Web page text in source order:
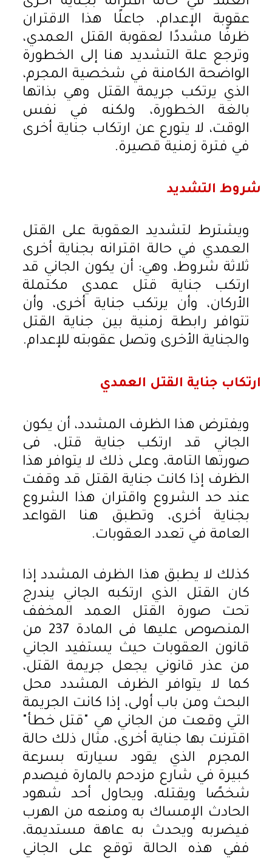
عقوبة الإعدام، جاعلًا هذا الاقتران
ظرفًا مشددًا لعقوبة القتل العمدي،
وترجع علة التشديد هنا إلى الخطورة
الواضحة الكامنة في شخصية المجرم،
الذي يرتكب جريمة القتل وهي بذاتها
بالغة الخطورة، ولكنه في نفس
الوقت، لا يتورع عن ارتكاب جناية أخرى
في فترة زمنية قصيرة.
شروط التشديد
ويشترط لتشديد العقوبة على القتل
العمدي في حالة اقترانه بجناية أخرى
ثلاثة شروط، وهي: أن يكون الجاني قد
ارتكب جناية قتل عمدي مكتملة
الأركان، وأن يرتكب جناية أخرى، وأن
تتوافر رابطة زمنية بين جناية القتل
والجناية الأخرى وتصل عقوبته للإعدام.
ارتكاب جناية القتل العمدي
ويفترض هذا الظرف المشدد، أن يكون
الجاني قد ارتكب جناية قتل، فى
صورتها التامة، وعلى ذلك لا يتوافر هذا
الظرف إذا كانت جناية القتل قد وقفت
عند حد الشروع واقتران هذا الشروع
بجناية أخرى، وتطبق هنا القواعد
العامة في تعدد العقوبات.
كذلك لا يطبق هذا الظرف المشدد إذا
كان القتل الذي ارتكبه الجاني يندرج
تحت صورة القتل العمد المخفف
المنصوص عليها فى المادة 237 من
قانون العقوبات حيث يستفيد الجاني
من عذر قانوني يجعل جريمة القتل،
كما لا يتوافر الظرف المشدد محل
البحث ومن باب أولى، إذا كانت الجريمة
التي وقعت من الجاني هي "قتل خطأ"
اقترنت بها جناية أخرى، مثال ذلك حالة
المجرم الذي يقود سيارته بسرعة
كبيرة في شارع مزدحم بالمارة فيصدم
شخصًا ويقتله، ويحاول أحد شهود
الحادث الإمساك به ومنعه من الهرب
فيضربه ويحدث به عاهة مستديمة،
ففي هذه الحالة توقع على الجاني